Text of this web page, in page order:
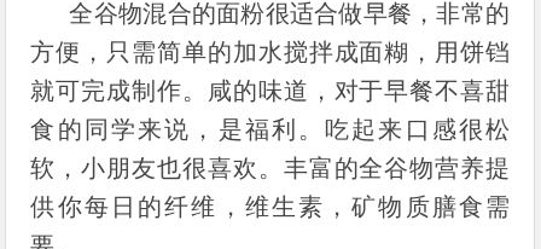
全谷物混合的面粉很适合做早餐，非常的
方便，只需简单的加水搅拌成面糊，用饼铛
就可完成制作。咸的味道，对于早餐不喜甜
食的同学来说，是福利。吃起来口感很松
软，小朋友也很喜欢。丰富的全谷物营养提
供你每日的纤维，维生素，矿物质膳食需